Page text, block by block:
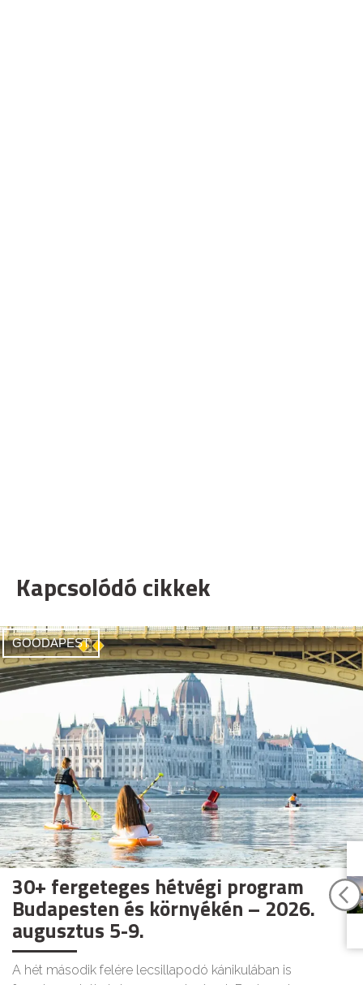
Kapcsolódó cikkek
GOODAPEST
30+ fergeteges hétvégi program
Budapesten és környékén – 2026.
augusztus 5-9.
A hét második felére lecsillapodó kánikulában is